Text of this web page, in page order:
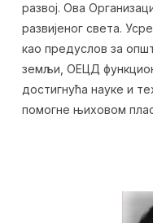
развој. Ова
развијеног света.
као предуслов за
земљи, ОЕЦД
достигнућа науке и
помогне њиховом